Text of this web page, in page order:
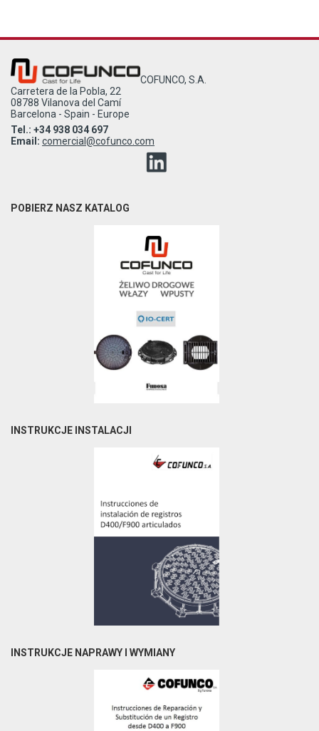
COFUNCO, S.A.
Carretera de la Pobla, 22
08788 Vilanova del Camí
Barcelona - Spain - Europe
Tel.: +34 938 034 697
Email: comercial@cofunco.com
POBIERZ NASZ KATALOG
INSTRUKCJE INSTALACJI
INSTRUKCJE NAPRAWY I WYMIANY